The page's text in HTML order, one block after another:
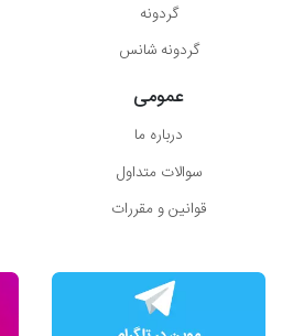
گردونه
گردونه شانس
عمومی
درباره ما
سوالات متداول
قوانین و مقررات